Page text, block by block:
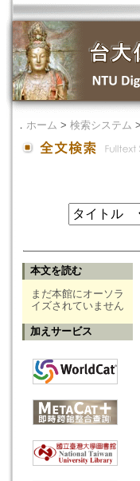
． ホーム > 検索システム >
本文を読む
まだ本館にオーソラ
イズされていません
加えサービス